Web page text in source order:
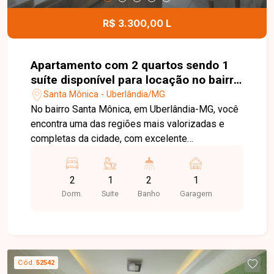
R$ 3.300,00 L
Apartamento com 2 quartos sendo 1
suíte disponível para locação no bairro
Santa Mônica em Uberlândia-MG
Santa Mônica - Uberlândia/MG
No bairro Santa Mônica, em Uberlândia-MG, você
encontra uma das regiões mais valorizadas e
completas da cidade, com excelente
avenidas, proximidade com a Universidade
Federal de Uberlândia, além de supermercados,
restaurantes, farmácias e diversos serviços,
sacada, 2 quartos com armários, cama, mesa de
apoio e ar-condicionado, banheiro social, cozinha
2
Dorm.
1
Suite
2
Banho
1
Garagem
Cód. 52542